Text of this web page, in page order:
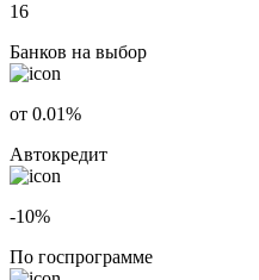
16
Банков на выбор
от 0.01%
Автокредит
-10%
По госпрограмме